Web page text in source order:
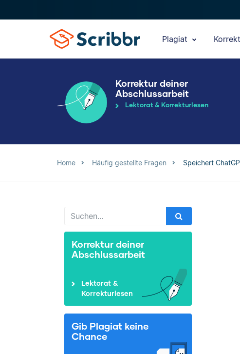
Plagiat
Korrektur deiner
Abschlussarbeit
Lektorat & Korrekturlesen
Home Häufig gestellte Fragen Speichert
Korrektur deiner
Abschlussarbeit
Lektorat &
Korrekturlesen
Gib Plagiat keine
Chance